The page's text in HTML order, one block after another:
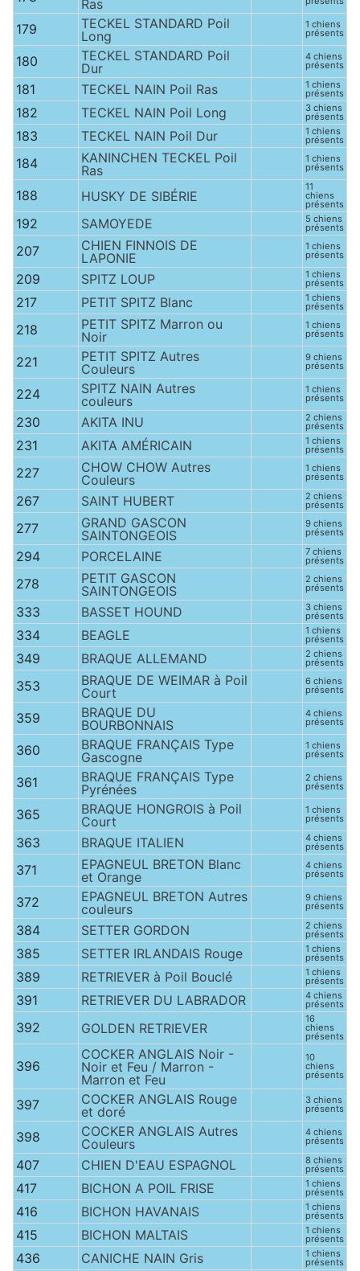
Ras
179
TECKEL STANDARD Poil
Long
1 chiens
présents
180
TECKEL STANDARD Poil
Dur
4 chiens
présents
181 TECKEL NAIN Poil Ras 1 chiens
présents
182 TECKEL NAIN Poil Long 3 chiens
présents
183 TECKEL NAIN Poil Dur 1 chiens
présents
184
KANINCHEN TECKEL Poil
Ras
1 chiens
présents
188 HUSKY DE SIBÉRIE
11
chiens
présents
192 SAMOYEDE 5 chiens
présents
207
CHIEN FINNOIS DE
LAPONIE
1 chiens
présents
209 SPITZ LOUP 1 chiens
présents
217 PETIT SPITZ Blanc 1 chiens
présents
218
PETIT SPITZ Marron ou
Noir
1 chiens
présents
221
PETIT SPITZ Autres
Couleurs
9 chiens
présents
224
SPITZ NAIN Autres
couleurs
1 chiens
présents
230 AKITA INU 2 chiens
présents
231 AKITA AMÉRICAIN 1 chiens
présents
227
CHOW CHOW Autres
Couleurs
1 chiens
présents
267 SAINT HUBERT 2 chiens
présents
277
GRAND GASCON
SAINTONGEOIS
9 chiens
présents
294 PORCELAINE 7 chiens
présents
278
PETIT GASCON
SAINTONGEOIS
2 chiens
présents
333 BASSET HOUND 3 chiens
présents
334 BEAGLE 1 chiens
présents
349 BRAQUE ALLEMAND 2 chiens
présents
353
BRAQUE DE WEIMAR à Poil
Court
6 chiens
présents
359
BRAQUE DU
BOURBONNAIS
4 chiens
présents
360
BRAQUE FRANÇAIS Type
Gascogne
1 chiens
présents
361
BRAQUE FRANÇAIS Type
Pyrénées
2 chiens
présents
365
BRAQUE HONGROIS à Poil
Court
1 chiens
présents
363 BRAQUE ITALIEN 4 chiens
présents
371
EPAGNEUL BRETON Blanc
et Orange
4 chiens
présents
372
EPAGNEUL BRETON Autres
couleurs
9 chiens
présents
384 SETTER GORDON 2 chiens
présents
385 SETTER IRLANDAIS Rouge 1 chiens
présents
389 RETRIEVER à Poil Bouclé 1 chiens
présents
391 RETRIEVER DU LABRADOR 4 chiens
présents
392 GOLDEN RETRIEVER
16
chiens
présents
396
COCKER ANGLAIS Noir -
Noir et Feu / Marron -
Marron et Feu
10
chiens
présents
397
COCKER ANGLAIS Rouge
et doré
3 chiens
présents
398
COCKER ANGLAIS Autres
Couleurs
4 chiens
présents
407 CHIEN D'EAU ESPAGNOL 8 chiens
présents
417 BICHON A POIL FRISE 1 chiens
présents
416 BICHON HAVANAIS 1 chiens
présents
415 BICHON MALTAIS 1 chiens
présents
436 CANICHE NAIN Gris 1 chiens
présents